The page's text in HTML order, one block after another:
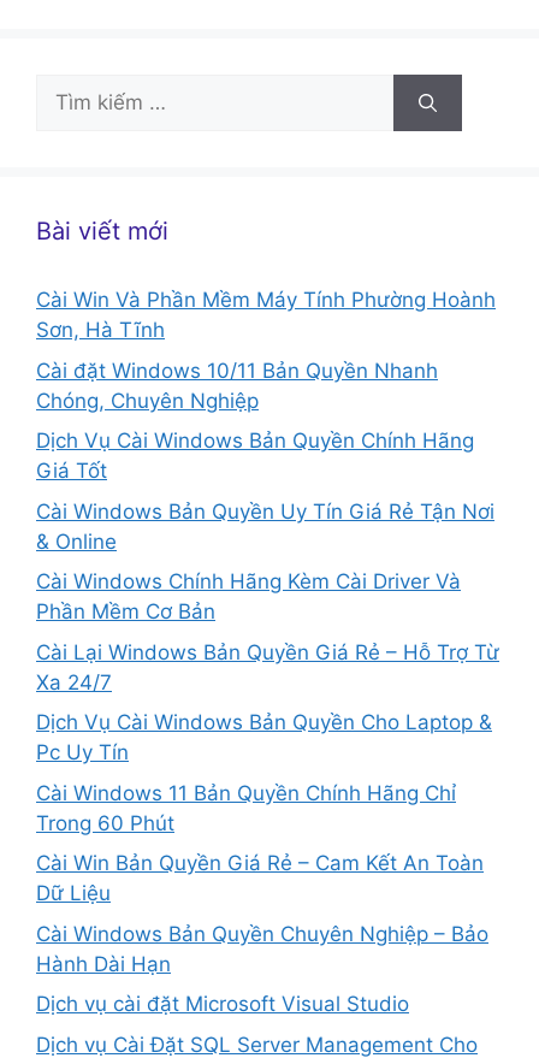
Tìm
Bài viết mới
Cài Win Và Phần Mềm Máy Tính Phường Hoành
Sơn, Hà Tĩnh
Cài đặt Windows 10/11 Bản Quyền Nhanh
Chóng, Chuyên Nghiệp
Dịch Vụ Cài Windows Bản Quyền Chính Hãng
Giá Tốt
Cài Windows Bản Quyền Uy Tín Giá Rẻ Tận Nơi
& Online
Cài Windows Chính Hãng Kèm Cài Driver Và
Phần Mềm Cơ Bản
Cài Lại Windows Bản Quyền Giá Rẻ – Hỗ Trợ Từ
Xa 24/7
Dịch Vụ Cài Windows Bản Quyền Cho Laptop &
Pc Uy Tín
Cài Windows 11 Bản Quyền Chính Hãng Chỉ
Trong 60 Phút
Cài Win Bản Quyền Giá Rẻ – Cam Kết An Toàn
Dữ Liệu
Cài Windows Bản Quyền Chuyên Nghiệp – Bảo
Hành Dài Hạn
Dịch vụ cài đặt Microsoft Visual Studio
Dịch vụ Cài Đặt SQL Server Management Cho